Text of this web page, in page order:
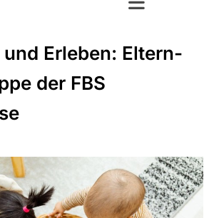
Erleben: Eltern-
der FBS